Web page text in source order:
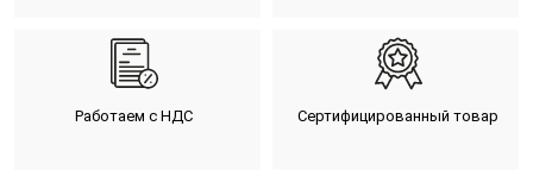
Работаем с НДС Сертифицированный товар